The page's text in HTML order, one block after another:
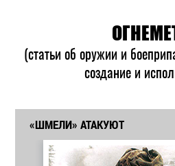
(статьи об оружии и
создание и
«ШМЕЛИ» АТАКУЮТ